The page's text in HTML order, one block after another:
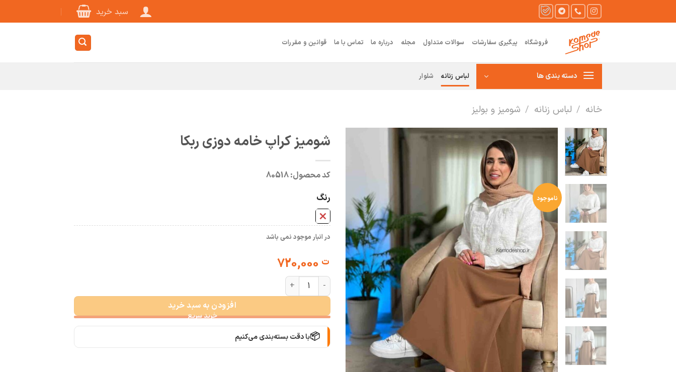
سبد خرید
فروشگاه پیگیری سفارشات سوالات متداول مجله درباره ما تماس با ما قوانین و مقررات
دسته بندی ها لباس زنانه شلوار
خانه / لباس زنانه / شومیز و بولیز
ناموجود
شومیز کراپ خامه دوزی ربکا
کد محصول:80518
رنگ
در انبار موجود نمی باشد
ت
شومیز کراپ خامه دوزی ربکا عدد
افزودن به سبد خرید
📦با دقت بسته‌بندی می‌کنیم